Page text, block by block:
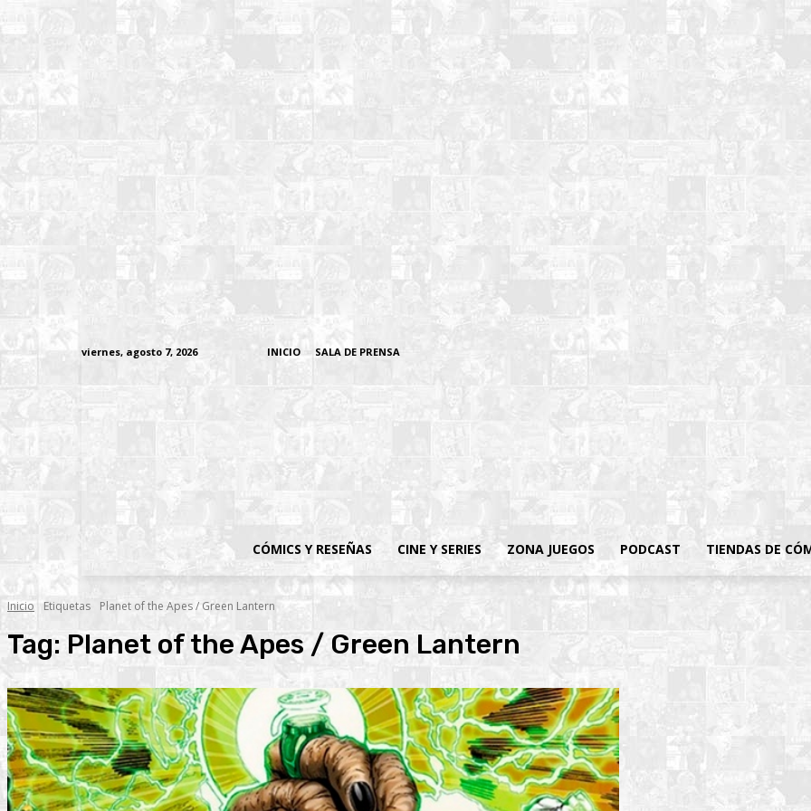
viernes, agosto 7, 2026 INICIO SALA DE PRENSA
CÓMICS Y RESEÑAS CINE Y SERIES ZONA JUEGOS PODCAST TIENDAS DE
Inicio Etiquetas Planet of the Apes / Green Lantern
Tag: Planet of the Apes / Green Lantern